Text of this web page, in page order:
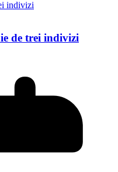
de trei indivizi